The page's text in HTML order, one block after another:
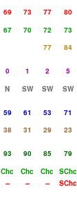
69 73 77 80
67 70 72 73
77 84
0 1 2 5
N SW SW SW
59 61 53 71
38 31 29 23
93 90 85 79
Chc Chc Chc SChc
-- -- -- SChc